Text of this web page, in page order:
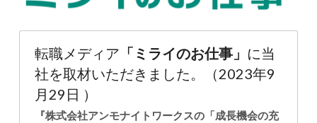
転職メディア 「ミライのお仕事」 に当
社を取材いただきました。（2023年9
月29日 ）
『株式会社アンモナイトワークスの「成長機会の充